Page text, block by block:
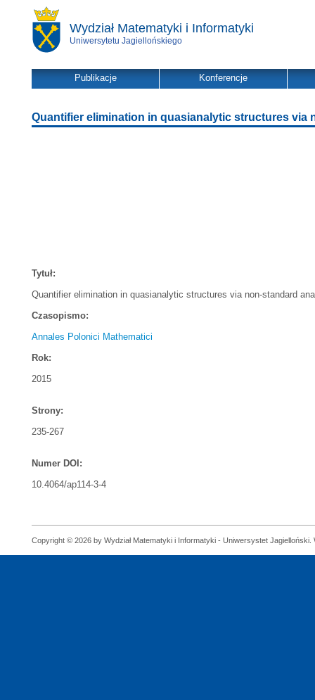
Wydział Matematyki i Informatyki
Uniwersytetu Jagiellońskiego
Publikacje Konferencje
Quantifier elimination in quasianalytic structures via
Tytuł:
Quantifier elimination in quasianalytic structures via non-standard
Czasopismo:
Annales Polonici Mathematici
Rok:
2015
Strony:
235-267
Numer DOI:
10.4064/ap114-3-4
Copyright © 2026 by Wydział Matematyki i Informatyki - Uniwersystet